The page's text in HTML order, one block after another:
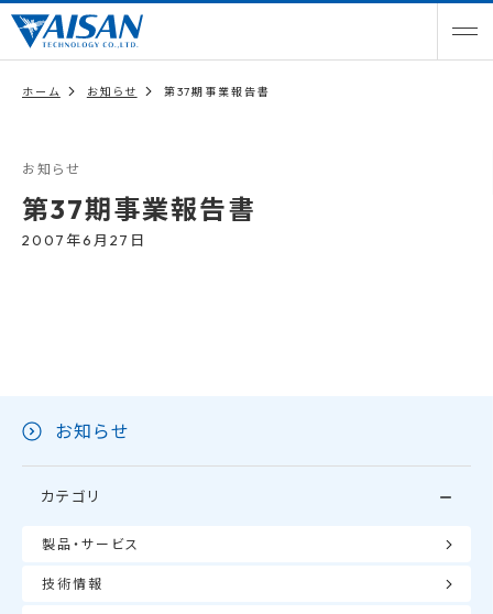
ホーム お知らせ 第37期事業報告書
お知らせ
第37期事業報告書
2007年6月27日
お知らせ
カテゴリ
製品・サービス
技術情報